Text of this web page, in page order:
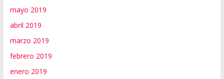
mayo 2019
abril 2019
marzo 2019
febrero 2019
enero 2019